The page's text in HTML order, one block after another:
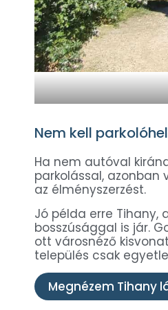
Nem kell
Ha nem autóval
parkolással, azonban
az élményszerzést.
Jó példa erre Tihany,
bosszúsággal is jár.
ott városnéző
település csak
Megnézem Tihany